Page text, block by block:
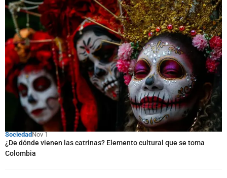
Sociedad Nov 1
¿De dónde vienen las catrinas? Elemento cultural que se toma
Colombia